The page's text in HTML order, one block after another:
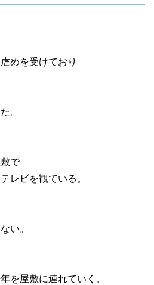
めを受けており
。
で
レビを観ている。
い。
を屋敷に連れていく。